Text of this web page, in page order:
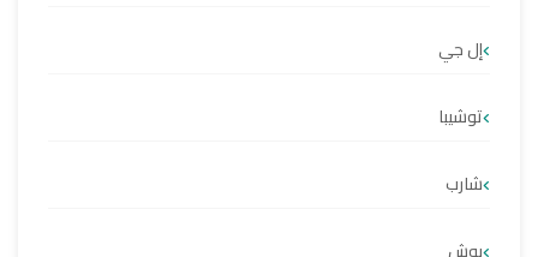
إل جي
توشيبا
شارب